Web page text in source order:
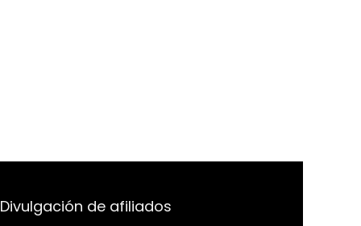
Divulgación de afiliados